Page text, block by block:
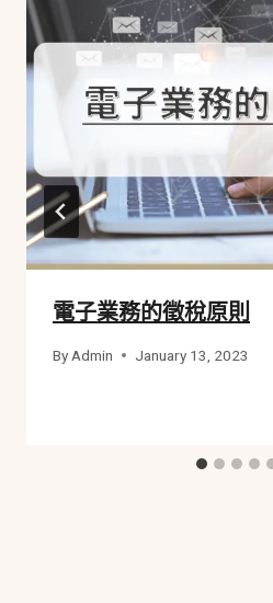
電子業務的徵稅原則
By Admin January 13, 2023